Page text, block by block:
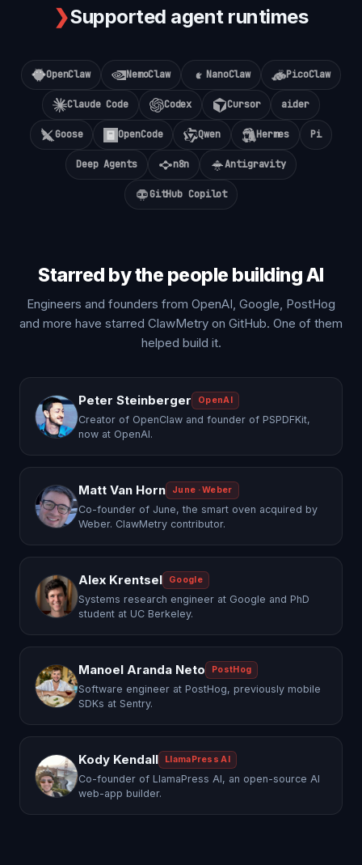
❯Supported agent runtimes
OpenClaw NemoClaw NanoClaw PicoClaw
Claude Code Codex Cursor aider
Goose OpenCode Qwen Hermes Pi
Deep Agents n8n Antigravity
GitHub Copilot
Starred by the people building AI
Engineers and founders from OpenAI, Google, PostHog
and more have starred ClawMetry on GitHub. One of them
helped build it.
Peter Steinberger OpenAI
Creator of OpenClaw and founder of PSPDFKit,
now at OpenAI.
Matt Van Horn June · Weber
Co-founder of June, the smart oven acquired by
Weber. ClawMetry contributor.
Alex Krentsel Google
Systems research engineer at Google and PhD
student at UC Berkeley.
Manoel Aranda Neto PostHog
Software engineer at PostHog, previously mobile
SDKs at Sentry.
Kody Kendall LlamaPress AI
Co-founder of LlamaPress AI, an open-source AI
web-app builder.